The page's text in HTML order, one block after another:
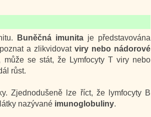
Buněčná imunita je představována
a zlikvidovat viry nebo nádorové
může se stát, že Lymfocyty T viry nebo
růst.
Zjednodušeně lze říct, že lymfocyty B
nazývané imunoglobuliny.